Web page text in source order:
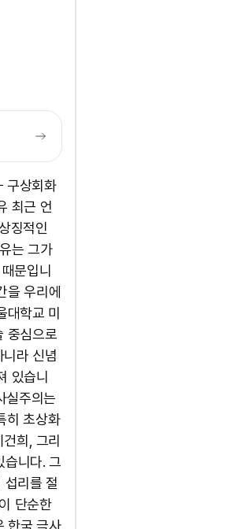
구상회화
최근 언
징적인
는 그가
문입니
을 우리에
학교 미
중심으로
라 신념
있습니
실주의는
히 초상화
희, 그리
습니다. 그
섭리를 절
단순한
한국 극사